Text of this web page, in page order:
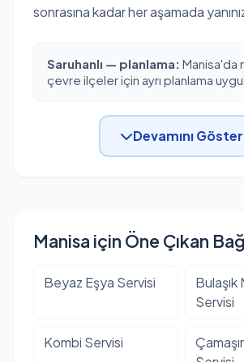
sonrasına kadar her aşamada
Saruhanlı — planlama: Manisa'da
çevre ilçeler için ayrı planlama
Devamını Göster
Manisa için Öne Çıkan
Beyaz Eşya Servisi
Bulaşık
Servisi
Kombi Servisi